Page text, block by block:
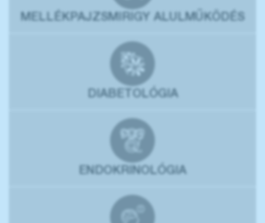
MELLÉKPAJZSMIRIGY ALULMŰKÖDÉS
DIABETOLÓGIA
ENDOKRINOLÓGIA